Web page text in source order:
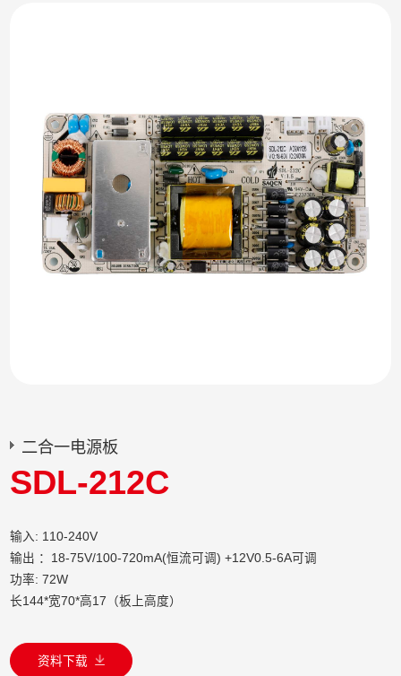
二合一电源板
SDL-212C
输入: 110-240V
输出 ：18-75V/100-720mA(恒流可调) +12V0.5-6A可调
功率: 72W
长144*宽70*高17（板上高度）
资料下载